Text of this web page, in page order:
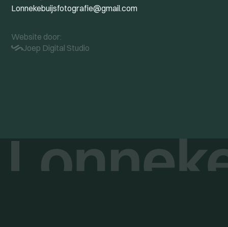
Lonnekebuijsfotografie@gmail.com
Website door:
Joep Digital Studio